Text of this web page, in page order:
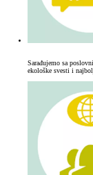
Sarađujemo sa
ekološke svesti i